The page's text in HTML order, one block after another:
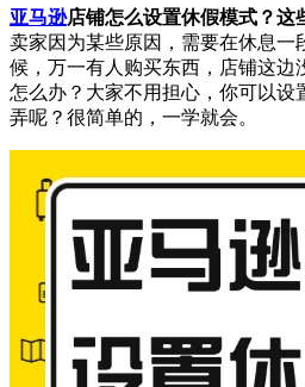
亚马逊店铺怎么设置休假模式？这
卖家因为某些原因，需要在休息一
候，万一有人购买东西，店铺这边
怎么办？大家不用担心，你可以设
弄呢？很简单的，一学就会。